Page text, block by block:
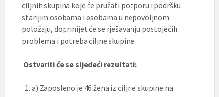
ciljnih skupina koje će pružati potporu i podršku
starijim osobama i osobama u nepovoljnom
položaju, doprinijet će se rješavanju postojećih
problema i potreba ciljne skupine
Ostvariti će se sljedeći rezultati:
a) Zaposleno je 46 žena iz ciljne skupine na